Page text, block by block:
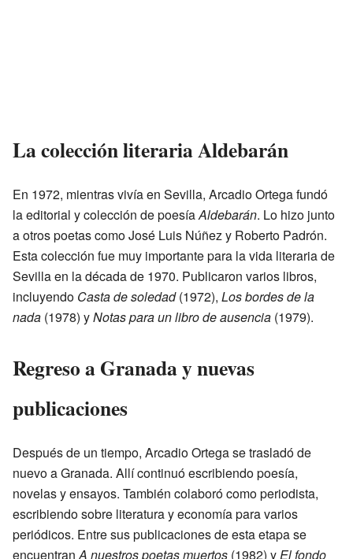
La colección literaria Aldebarán
En 1972, mientras vivía en Sevilla, Arcadio Ortega fundó
la editorial y colección de poesíaAldebarán. Lo hizo junto
a otros poetas como José Luis Núñez y Roberto Padrón.
Esta colección fue muy importante para la vida literaria de
Sevilla en la década de 1970. Publicaron varios libros,
incluyendo Casta de soledad(1972), Los bordes de la
nada (1978) yNotas para un libro de ausencia (1979).
Regreso a Granada y nuevas
publicaciones
Después de un tiempo, Arcadio Ortega se trasladó de
nuevo a Granada. Allí continuó escribiendo poesía,
novelas y ensayos. También colaboró como periodista,
escribiendo sobre literatura y economía para varios
periódicos. Entre sus publicaciones de esta etapa se
encuentran A nuestros poetas muertos (1982) y El fondo